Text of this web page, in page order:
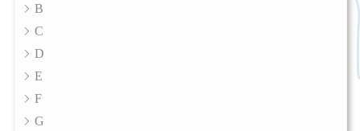
B
C
D
E
F
G